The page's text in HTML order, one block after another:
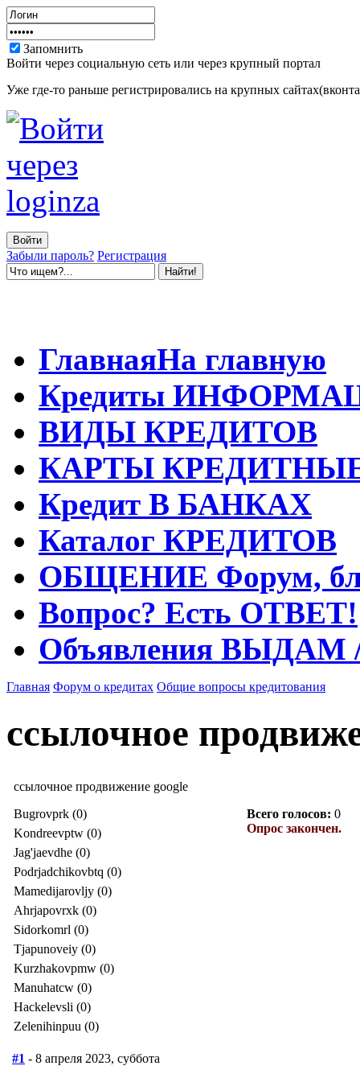
Запомнить
Войти через социальную сеть или через крупный портал
Уже где-то раньше регистрировались на крупных
Забыли пароль? Регистрация
ГлавнаяНа главную
Кредиты
ВИДЫ КРЕДИТОВ
КАРТЫ
Кредит В БАНКАХ
Каталог КРЕДИТОВ
ОБЩЕНИЕ Форум,
Вопрос? Есть ОТВЕТ!
Объявления ВЫДАМ
Главная Форум о кредитах Общие вопросы кредитования
ссылочное
ссылочное продвижение google
Bugrovprk (0)
Kondreevptw (0)
Jag'jaevdhe (0)
Podrjadchikovbtq (0)
Mamedijarovljy (0)
Ahrjapovrxk (0)
Sidorkomrl (0)
Tjapunoveiy (0)
Kurzhakovpmw (0)
Manuhatcw (0)
Hackelevsli (0)
Zelenihinpuu (0)
Всего голосов: 0
Опрос закончен.
#1 - 8 апреля 2023, суббота